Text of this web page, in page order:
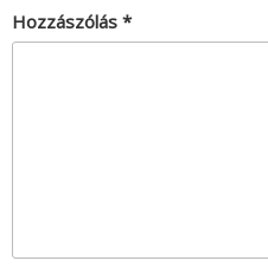
Hozzászólás *